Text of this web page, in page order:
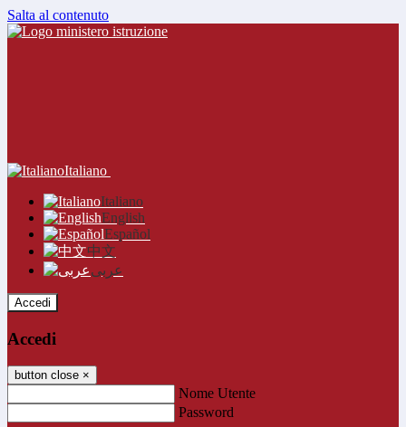
Salta al contenuto
Italiano
Italiano
English
Español
中文
عربى
Accedi
Accedi
button close ×
Nome Utente
Password